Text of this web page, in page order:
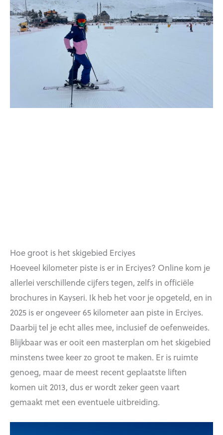
Hoe groot is het skigebied Erciyes
Hoeveel kilometer piste is er in Erciyes? Online kom je
allerlei verschillende cijfers tegen, zelfs in officiële
brochures in Kayseri. Ik heb het voor je opgeteld, en in
2025 is er ongeveer 65 kilometer aan piste in Erciyes.
Daarbij tel je echt alles mee, inclusief de oefenweides.
Blijkbaar was er ooit een masterplan om het skigebied
minstens twee keer zo groot te maken. Er is ruimte
genoeg, maar de meest recent geplaatste liften
komen uit 2013, dus er wordt zeker geen vaart
gemaakt met een eventuele uitbreiding.